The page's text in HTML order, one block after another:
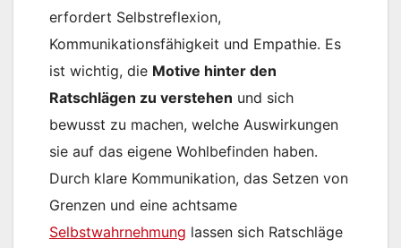
erfordert Selbstreflexion,
Kommunikationsfähigkeit und Empathie. Es
ist wichtig, die Motive hinter den
Ratschlägen zu verstehen und sich
bewusst zu machen, welche Auswirkungen
sie auf das eigene Wohlbefinden haben.
Durch klare Kommunikation, das Setzen von
Grenzen und eine achtsame
Selbstwahrnehmung lassen sich Ratschläge